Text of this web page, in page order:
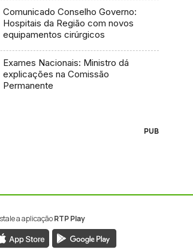
Comunicado Conselho Governo:
Hospitais da Região com novos
equipamentos cirúrgicos
Exames Nacionais: Ministro dá
explicações na Comissão
Permanente
PUB
a aplicaçãoRTP Play